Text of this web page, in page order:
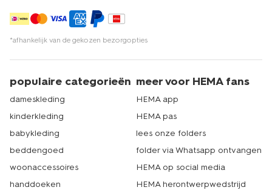
*afhankelijk van de gekozen bezorgopties
populaire categorieën
dameskleding
kinderkleding
babykleding
beddengoed
woonaccessoires
handdoeken
meer voor HEMA fans
HEMA app
HEMA pas
lees onze folders
folder via Whatsapp ontvangen
HEMA op social media
HEMA herontwerpwedstrijd